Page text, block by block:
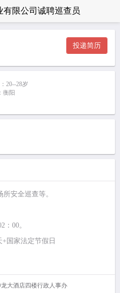
限公司诚聘巡查员
投递简历
28岁
阳
安全巡查等。
：00。
国家法定节假日
大酒店四楼行政人事办